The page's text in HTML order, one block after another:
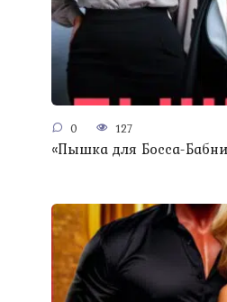
0 127
«Пышка для Босса-